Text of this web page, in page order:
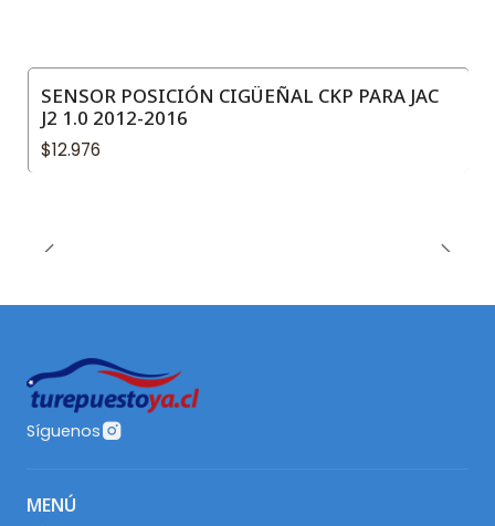
SENSOR POSICIÓN CIGÜEÑAL CKP PARA JAC
J2 1.0 2012-2016
$12.976
Síguenos
MENÚ